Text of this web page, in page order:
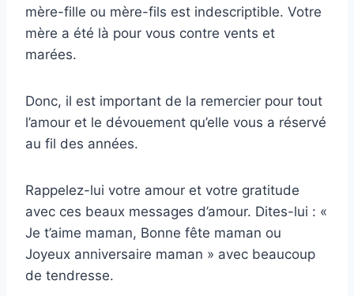
mère-fille ou mère-fils est indescriptible. Votre
mère a été là pour vous contre vents et
marées.
Donc, il est important de la remercier pour tout
l’amour et le dévouement qu’elle vous a réservé
au fil des années.
Rappelez-lui votre amour et votre gratitude
avec ces beaux messages d’amour. Dites-lui : «
Je t’aime maman, Bonne fête maman ou
Joyeux anniversaire maman » avec beaucoup
de tendresse.